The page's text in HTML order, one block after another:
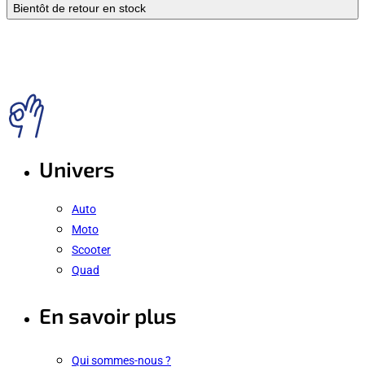
Bientôt de retour en stock
Univers
Auto
Moto
Scooter
Quad
En savoir plus
Qui sommes-nous ?